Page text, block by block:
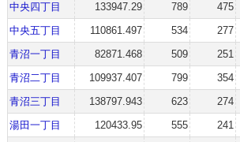
中央四丁目
133947.29 789 475
中央五丁目
110861.497 534 277
青沼一丁目
82871.468 509 251
青沼二丁目
109937.407 799 354
青沼三丁目
138797.943 623 274
湯田一丁目
120433.95 555 241